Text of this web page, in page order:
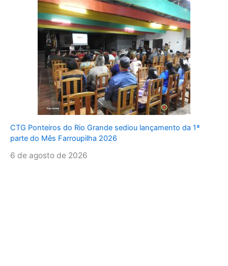
CTG Ponteiros do Rio Grande sediou lançamento da 1ª
parte do Mês Farroupilha 2026
6 de agosto de 2026